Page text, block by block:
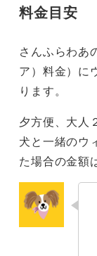
料金目安
さんふらわあ
ア）料金）に
ります。
夕方便、大人
犬と一緒のウ
た場合の金額